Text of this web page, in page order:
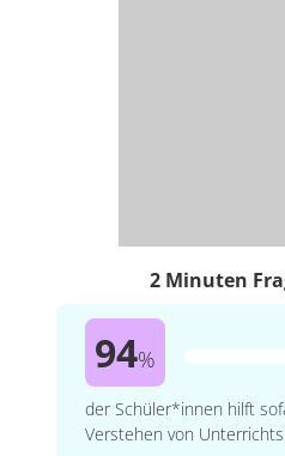
2 Minuten
94%
der Schüler*innen hilft
Verstehen von